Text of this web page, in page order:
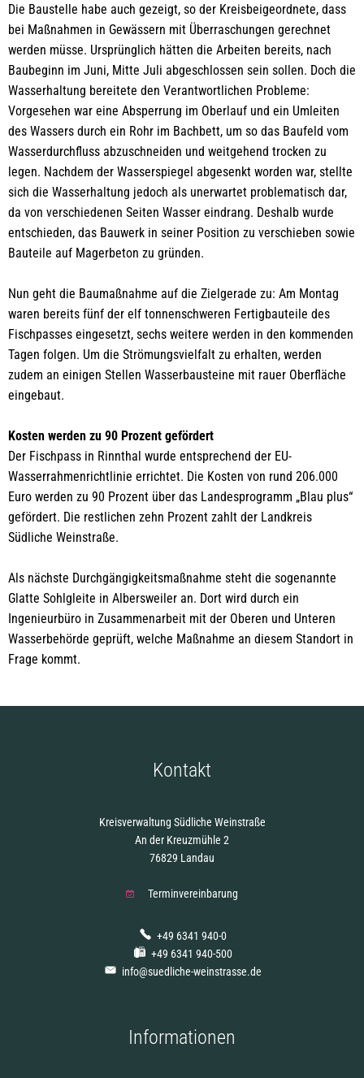
Die Baustelle habe auch gezeigt, so der Kreisbeigeordnete, dass
bei Maßnahmen in Gewässern mit Überraschungen gerechnet
werden müsse. Ursprünglich hätten die Arbeiten bereits, nach
Baubeginn im Juni, Mitte Juli abgeschlossen sein sollen. Doch die
Wasserhaltung bereitete den Verantwortlichen Probleme:
Vorgesehen war eine Absperrung im Oberlauf und ein Umleiten
des Wassers durch ein Rohr im Bachbett, um so das Baufeld vom
Wasserdurchfluss abzuschneiden und weitgehend trocken zu
legen. Nachdem der Wasserspiegel abgesenkt worden war, stellte
sich die Wasserhaltung jedoch als unerwartet problematisch dar,
da von verschiedenen Seiten Wasser eindrang. Deshalb wurde
entschieden, das Bauwerk in seiner Position zu verschieben sowie
Bauteile auf Magerbeton zu gründen.
Nun geht die Baumaßnahme auf die Zielgerade zu: Am Montag
waren bereits fünf der elf tonnenschweren Fertigbauteile des
Fischpasses eingesetzt, sechs weitere werden in den kommenden
Tagen folgen. Um die Strömungsvielfalt zu erhalten, werden
zudem an einigen Stellen Wasserbausteine mit rauer Oberfläche
eingebaut.
Kosten werden zu 90 Prozent gefördert
Der Fischpass in Rinnthal wurde entsprechend der EU-
Wasserrahmenrichtlinie errichtet. Die Kosten von rund 206.000
Euro werden zu 90 Prozent über das Landesprogramm „Blau plus“
gefördert. Die restlichen zehn Prozent zahlt der Landkreis
Südliche Weinstraße.
Als nächste Durchgängigkeitsmaßnahme steht die sogenannte
Glatte Sohlgleite in Albersweiler an. Dort wird durch ein
Ingenieurbüro in Zusammenarbeit mit der Oberen und Unteren
Wasserbehörde geprüft, welche Maßnahme an diesem Standort in
Frage kommt.
Kontakt
Kreisverwaltung Südliche Weinstraße
An der Kreuzmühle 2
76829 Landau
Terminvereinbarung
+49 6341 940-0
+49 6341 940-500
info@suedliche-weinstrasse.de
Informationen